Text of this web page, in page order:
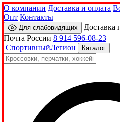
О компании Доставка и оплата
Опт Контакты
Для слабовидящих
Доставка
Почта России 8 914 596-08-23
СпортивныйЛегион Каталог